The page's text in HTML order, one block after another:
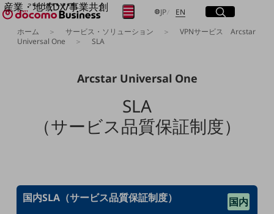
産業・地域DX/事業共創
OPEN HUB for Plural Futures
自律・分散・協調型社会の実現を目指し、
イベント/ウェビナー
プレイヤー(カタリスト/パートナー企業)
Smart World
Smart Healthcare
Smart Industry
JP日本語
EN Englishサイト内検索
開く
メニュー
開く
フリーワードでNTTドコモビジネスの
ホーム サービス・ソリューション
VPNサービス Arcstar
Universal One
SLA
Arcstar Universal One
SLA
（サービス品質保証制度）
国内SLA（サービス品質保証制度） 国内